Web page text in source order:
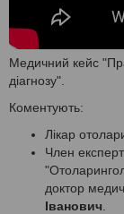
Медичний кейс
діагнозу".
Коментують:
Лікар
Член
доктор
Іванович